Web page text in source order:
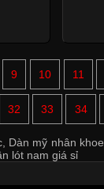
9 10 11
32 33 34
, Dàn mỹ nhân
lót nam giá sỉ